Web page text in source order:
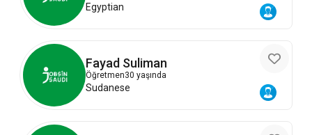
Egyptian
Fayad Suliman
Öğretmen30 yaşında
Sudanese